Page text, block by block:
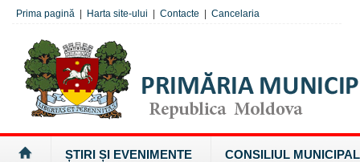
Prima pagină Harta site-ului Contacte Cancelaria
ȘTIRI ȘI EVENIMENTE CONSILIUL MUNICIPAL